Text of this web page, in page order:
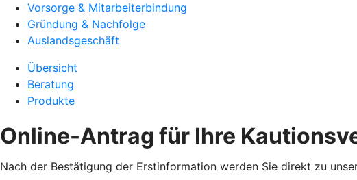
Vorsorge & Mitarbeiterbindung
Gründung & Nachfolge
Auslandsgeschäft
Übersicht
Beratung
Produkte
Online-Antrag für Ihre
Nach der Bestätigung der Erstinformation werden Sie direkt zu